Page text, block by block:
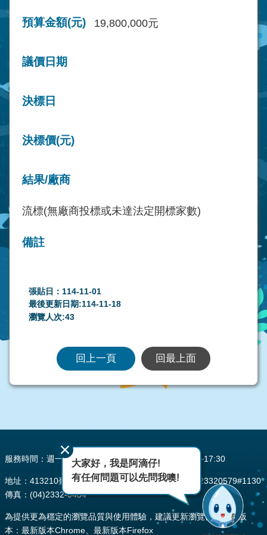
預算金額(元) 19,800,000元
議價日期
決標日
決標價(元)
結果/廠商
流標(無廠商投標或未達法定開標家數)
備註
張貼日：114-11-01
最後更新日期:114-11-18
瀏覽人次:43
回上一頁 回最上面
服務時間：週一至週五 AM08:00~12:00 PM13:30~17:30
地址：413210臺中市霧峰區峰堤路195號 電話：(04)23320579#1130
傳真：(04)2332-0484
為提供更為穩定的瀏覽品質與使用體驗，建議更新瀏覽器至以下版
本：最新版本Chrome、最新版本Firefox
大家好，我是阿滴仔!
有任何問題可以先問我噢!